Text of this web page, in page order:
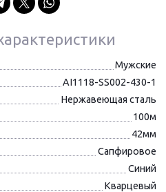
Мужские
AI1118-SS002-430-1
Нержавеющая сталь
100м
42мм
Сапфировое
Синий
Кварцевый